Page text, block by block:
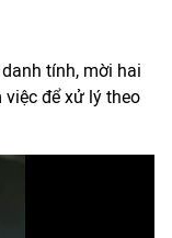
tính, mời hai
để xử lý theo